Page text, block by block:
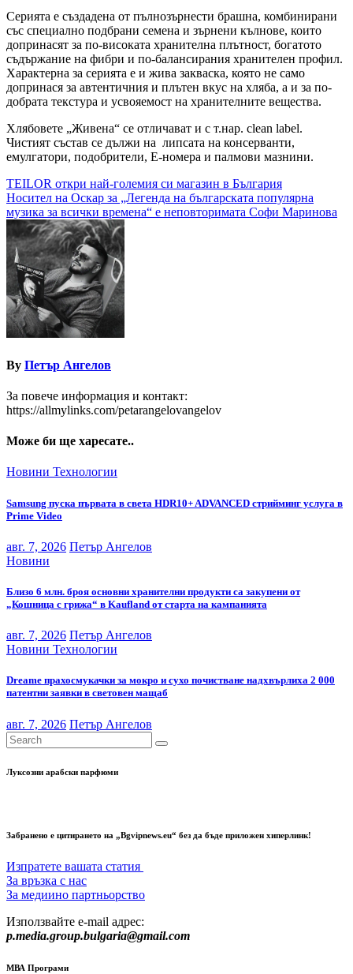
Серията е създадена от пълнозърнести брашна, комбинирани
със специално подбрани семена и зърнени кълнове, които
допринасят за по-високата хранителна плътност, богатото
съдържание на фибри и по-балансирания хранителен профил.
Характернa за серията е и жива закваска, която не само
допринася за автентичния и плътен вкус на хляба, а и за по-
добрата текстура и усвояемост на хранителните вещества.
Хлябовете „Живена“ се отличават и с т.нар. clean label.
Чистият състав се дължи на липсата на консерванти,
емулгатори, подобрители, Е-номера и палмови мазнини.
Навигация
TEILOR откри най-големия си магазин в България
Носител на Оскар за „Легенда на българската популярна
музика за всички времена“ е неповторимата Софи Маринова
By Петър Ангелов
За повече информация и контакт:
https://allmylinks.com/petarangelovangelov
Може би ще харесате..
Новини Технологии
Samsung пуска първата в света HDR10+ ADVANCED стрийминг услуга в
Prime Video
авг. 7, 2026 Петър Ангелов
Новини
Близо 6 млн. броя основни хранителни продукти са закупени от
„Кошница с грижа“ в Kaufland от старта на кампанията
авг. 7, 2026 Петър Ангелов
Новини Технологии
Dreame прахосмукачки за мокро и сухо почистване надхвърлиха 2 000
патентни заявки в световен мащаб
авг. 7, 2026 Петър Ангелов
Луксозни арабски парфюми
Забранено е цитирането на „Bgvipnews.eu“ без да бъде приложен хиперлинк!
Изпратете вашата статия
За връзка с нас
За медиино партньорство
Използвайте e-mail адрес:
p.media.group.bulgaria@gmail.com
МВА Програми